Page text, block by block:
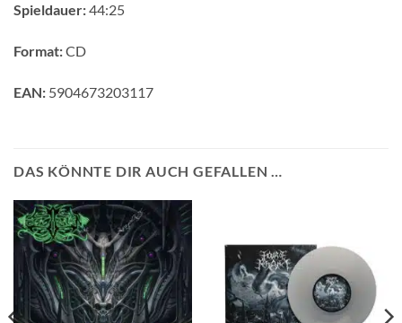
Spieldauer:44:25
Format:CD
EAN: 5904673203117
DAS KÖNNTE DIR AUCH GEFALLEN …